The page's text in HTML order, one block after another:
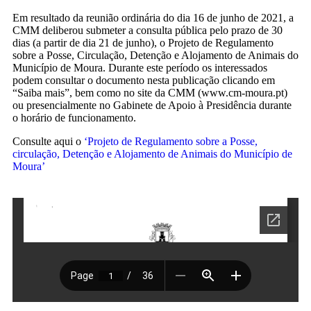
Em resultado da reunião ordinária do dia 16 de junho de 2021, a
CMM deliberou submeter a consulta pública pelo prazo de 30
dias (a partir de dia 21 de junho), o Projeto de Regulamento
sobre a Posse, Circulação, Detenção e Alojamento de Animais do
Município de Moura. Durante este período os interessados
podem consultar o documento nesta publicação clicando em
“Saiba mais”, bem como no site da CMM (www.cm-moura.pt)
ou presencialmente no Gabinete de Apoio à Presidência durante
o horário de funcionamento.
Consulte aqui o ‘Projeto de Regulamento sobre a Posse,
circulação, Detenção e Alojamento de Animais do Município de
Moura’